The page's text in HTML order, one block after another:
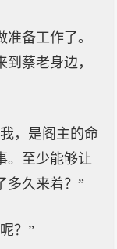
备工作了。
蔡老身边，
，是阁主的命
。至少能够让
多久来着？”
？”